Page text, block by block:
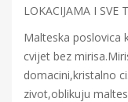
LOKACIJAMA I SVE
Malteska poslovica
cvijet bez
domacini,kristalno
zivot,oblikuju